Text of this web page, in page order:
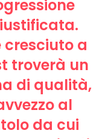
cresciuto a
troverà un
di qualità,
al
da cui